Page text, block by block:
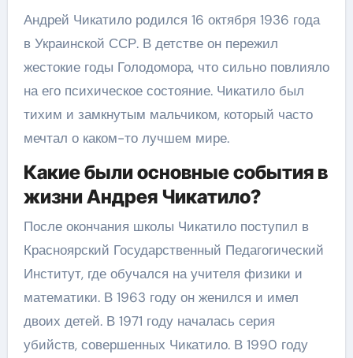
Андрей Чикатило родился 16 октября 1936 года
в Украинской ССР. В детстве он пережил
жестокие годы Голодомора, что сильно повлияло
на его психическое состояние. Чикатило был
тихим и замкнутым мальчиком, который часто
мечтал о каком-то лучшем мире.
Какие были основные события в
жизни Андрея Чикатило?
После окончания школы Чикатило поступил в
Красноярский Государственный Педагогический
Институт, где обучался на учителя физики и
математики. В 1963 году он женился и имел
двоих детей. В 1971 году началась серия
убийств, совершенных Чикатило. В 1990 году